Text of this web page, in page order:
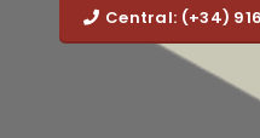
Central: (+34)